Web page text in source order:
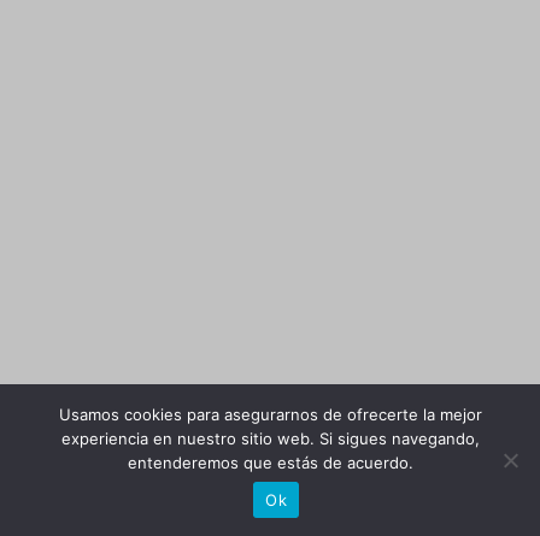
Usamos cookies para asegurarnos de ofrecerte la mejor
experiencia en nuestro sitio web. Si sigues navegando,
entenderemos que estás de acuerdo.
Ok